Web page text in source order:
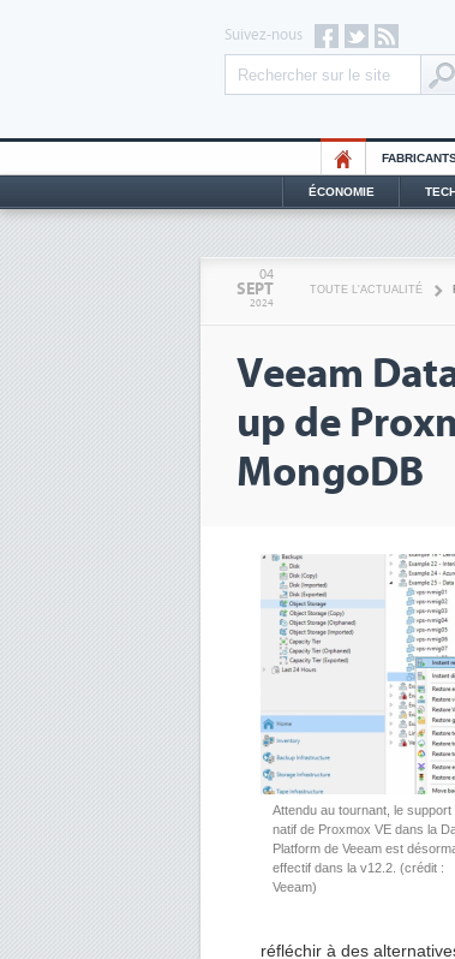
Suivez-nous
ÉCONOMIE
04
SEPT
2024
TOUTE L'ACTUALITÉ
Veeam
up de
MongoDB
Attendu au tournant, le support
natif de Proxmox VE dans la
Platform de Veeam est
effectif dans la v12.2. (crédit :
Veeam)
réfléchir à des